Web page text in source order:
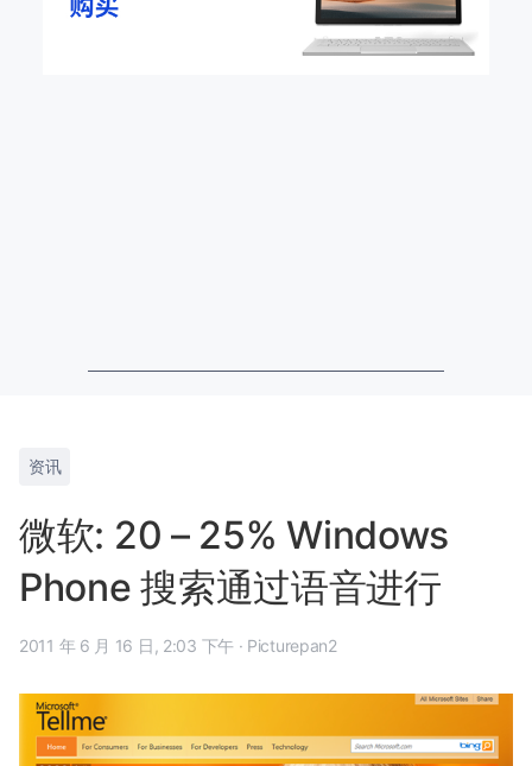
资讯
微软: 20 – 25% Windows
Phone 搜索通过语音进行
2011 年 6 月 16 日, 2:03 下午 · Picturepan2